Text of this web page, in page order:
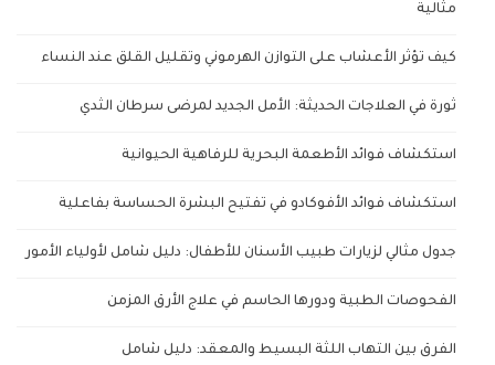
مثالية
كيف تؤثر الأعشاب على التوازن الهرموني وتقليل القلق عند النساء
ثورة في العلاجات الحديثة: الأمل الجديد لمرضى سرطان الثدي
استكشاف فوائد الأطعمة البحرية للرفاهية الحيوانية
استكشاف فوائد الأفوكادو في تفتيح البشرة الحساسة بفاعلية
جدول مثالي لزيارات طبيب الأسنان للأطفال: دليل شامل لأولياء الأمور
الفحوصات الطبية ودورها الحاسم في علاج الأرق المزمن
الفرق بين التهاب اللثة البسيط والمعقد: دليل شامل